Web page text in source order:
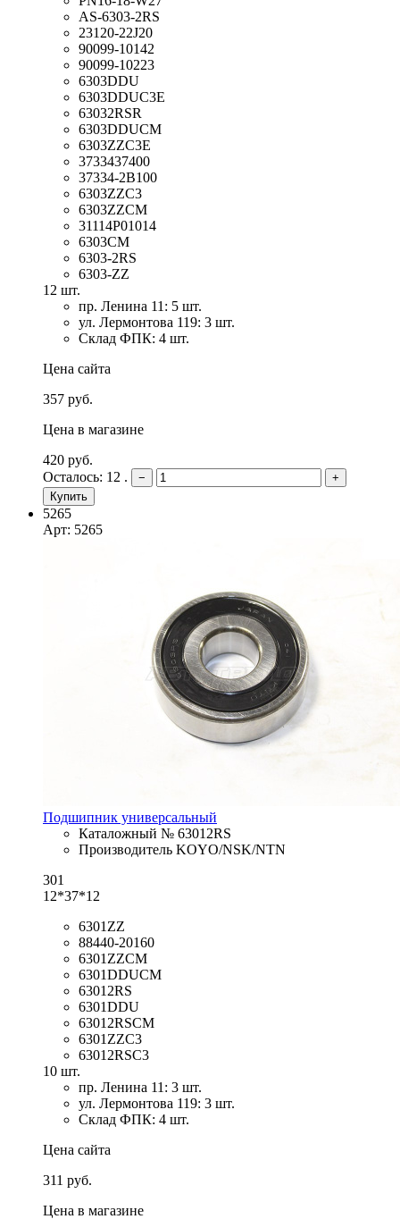
AS-6303-2RS
23120-22J20
90099-10142
90099-10223
6303DDU
6303DDUC3E
63032RSR
6303DDUCM
6303ZZC3E
3733437400
37334-2B100
6303ZZC3
6303ZZCM
31114P01014
6303CM
6303-2RS
6303-ZZ
12 шт.
пр. Ленина 11: 5 шт.
ул. Лермонтова 119: 3 шт.
Склад ФПК: 4 шт.
Цена сайта
357 руб.
Цена в магазине
420 руб.
Осталось: 12 .
−
+
Купить
5265
Арт: 5265
Подшипник универсальный
Каталожный № 63012RS
Производитель KOYO/NSK/NTN
301
12*37*12
6301ZZ
88440-20160
6301ZZCM
6301DDUCM
63012RS
6301DDU
63012RSCM
6301ZZC3
63012RSC3
10 шт.
пр. Ленина 11: 3 шт.
ул. Лермонтова 119: 3 шт.
Склад ФПК: 4 шт.
Цена сайта
311 руб.
Цена в магазине